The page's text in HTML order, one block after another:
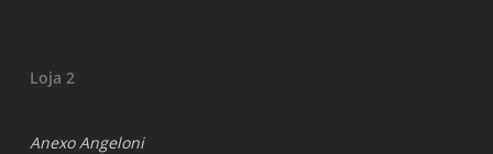
Loja 2
Anexo Angeloni